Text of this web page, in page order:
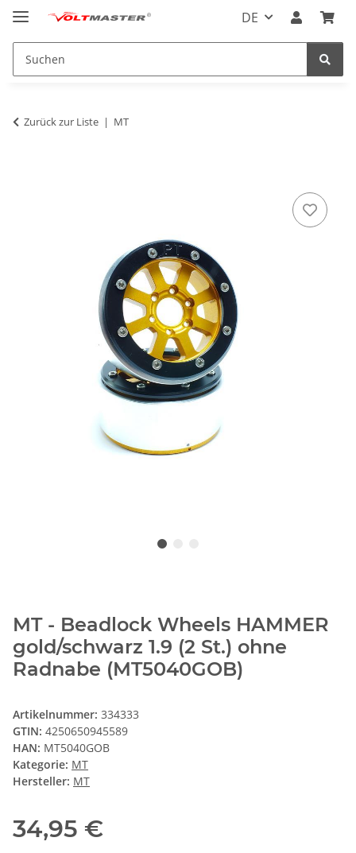
DE
Zurück zur Liste MT
MT - Beadlock Wheels HAMMER
gold/schwarz 1.9 (2 St.) ohne
Radnabe (MT5040GOB)
Artikelnummer: 334333
GTIN: 4250650945589
HAN: MT5040GOB
Kategorie: MT
Hersteller: MT
34,95 €